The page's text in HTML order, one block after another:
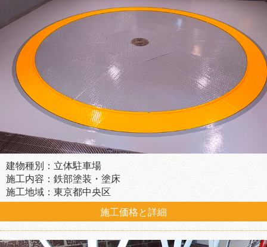
建物種別：立体駐車場
施工内容：鉄部塗装・塗床
施工地域：東京都中央区
施工価格と詳細